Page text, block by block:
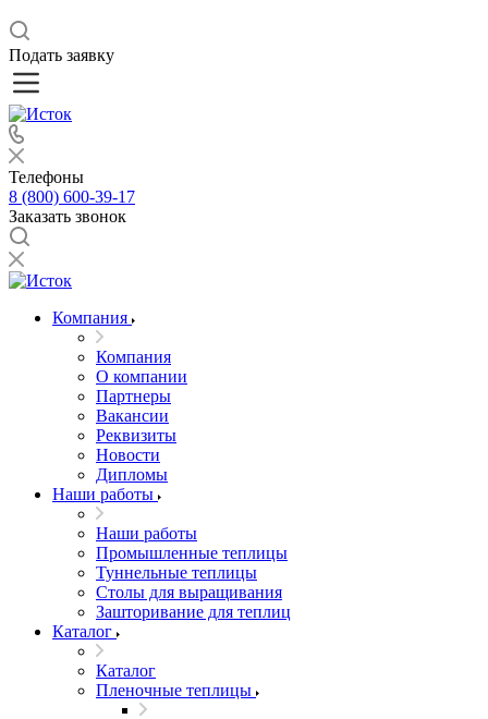
Подать заявку
Телефоны
8 (800) 600-39-17
Заказать звонок
Компания
Компания
О компании
Партнеры
Вакансии
Реквизиты
Новости
Дипломы
Наши работы
Наши работы
Промышленные теплицы
Туннельные теплицы
Столы для выращивания
Зашторивание для теплиц
Каталог
Каталог
Пленочные теплицы